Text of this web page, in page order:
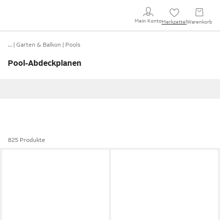
Mein KontoMerkzettel Warenkorb
… Garten & Balkon Pools
Pool-Abdeckplanen
825 Produkte